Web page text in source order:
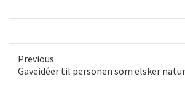
Previous
Previous
Gaveidéer til personen som elsker